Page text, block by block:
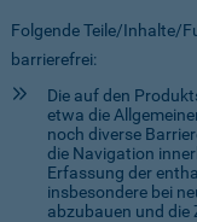
Folgende Teile/Inhalte/
barrierefrei:
Die auf den
etwa die
noch diverse
die Navigation
Erfassung der
insbesondere bei
abzubauen und die